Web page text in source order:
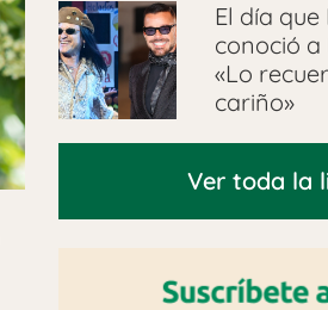
El día que
conoció a
«Lo
cariño»
Ver toda la